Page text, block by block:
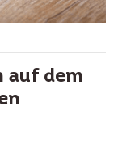
auf dem